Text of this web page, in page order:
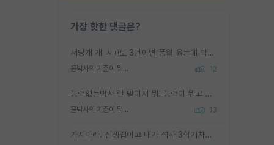
가장 핫한 댓글은?
서당개 개 ㅅㄲ도 3년이면 풍월 읊는데 박사 5년 이상 대리고 있으면서 물된건 교수 탓 맞는ㄱ게 거기가 서당이 아니란 소리임
물박사의 기준이 뭐임? 12
능력없는박사 란 말이지 뭐. 능력이 뭐고 능력이 있다는게 뭔지는 사람마다 기준이 다르니까 얘기해봐야 서로 자기 기준만 얘기해서 논쟁이 끝이 안나고. 주위에서 능력있고 야심있는 신입생이 교수가 유의미한 피드백을 아예 안주면서 제대로된 과제에 참여해볼 기회도 제공하지 않고 잡일 뺑뺑이만 돌려서 맨날 단순작업만 하면서 밤새다가 눈빛이 점점 죽어가는걸 본 사람은 물박사는 교수탓이라고 하고, 교수는 이것저것 알려도 주고 기회도 주고 사수 동기 붙여주면서 어떻게든 끌고가려고 하는데 본인이 매일 뺀질거리면서 출근 하는둥마는둥 하다가 기껏 와서도 폰이나 쳐다보다가 실험 망치고 저녁약속있어서 먼저 가볼게요~ 하는걸 본 사람은 물박사는 본인탓이라고 함.
물박사의 기준이 뭐임? 13
가지마라. 신생랩이고 내가 석사 3학기차인데 최고참인데 나도 아무것도 모르는데 교수가 후배들 왜 논문 교육 안시키냐. 논문 왜 안 써오냐 닦달한다